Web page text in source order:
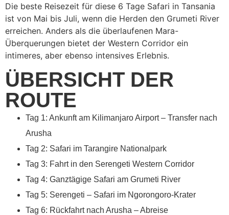
Die beste Reisezeit für diese 6 Tage Safari in Tansania
ist von Mai bis Juli, wenn die Herden den Grumeti River
erreichen. Anders als die überlaufenen Mara-
Überquerungen bietet der Western Corridor ein
intimeres, aber ebenso intensives Erlebnis.
ÜBERSICHT DER
ROUTE
Tag 1: Ankunft am Kilimanjaro Airport – Transfer nach
Arusha
Tag 2: Safari im Tarangire Nationalpark
Tag 3: Fahrt in den Serengeti Western Corridor
Tag 4: Ganztägige Safari am Grumeti River
Tag 5: Serengeti – Safari im Ngorongoro-Krater
Tag 6: Rückfahrt nach Arusha – Abreise